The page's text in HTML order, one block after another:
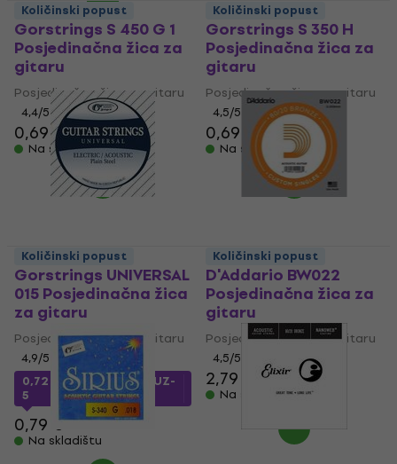
Gorstrings S 450 G 1
Posjedinačna žica za
gitaru
Posjedinačna žica za gitaru
4,4/5
0,69 €
Na skladištu
Gorstrings S 350 H
Posjedinačna žica za
gitaru
Posjedinačna žica za gitaru
4,5/5
0,69 €0,79 €
Na skladištu
Količinski popust
Gorstrings UNIVERSAL
015 Posjedinačna žica
za gitaru
Posjedinačna žica za gitaru
4,9/5
0,72 € s kodom MUZMUZ-
5
0,79 €
Na skladištu
Količinski popust
D'Addario BW022
Posjedinačna žica za
gitaru
Posjedinačna žica za gitaru
4,5/5
2,79 €
Na skladištu
Količinski popust Količinski popust